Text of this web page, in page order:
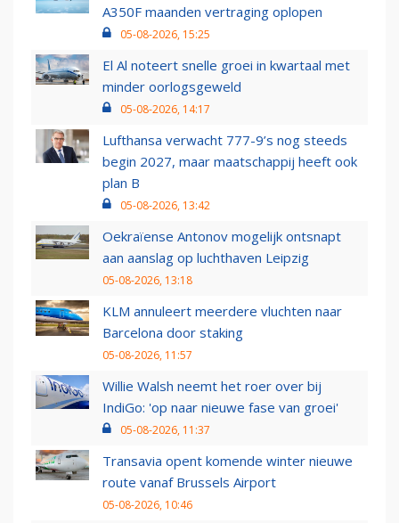
A350F maanden vertraging oplopen
05-08-2026, 15:25
El Al noteert snelle groei in kwartaal met
minder oorlogsgeweld
05-08-2026, 14:17
Lufthansa verwacht 777-9’s nog steeds
begin 2027, maar maatschappij heeft ook
plan B
05-08-2026, 13:42
Oekraïense Antonov mogelijk ontsnapt
aan aanslag op luchthaven Leipzig
05-08-2026, 13:18
KLM annuleert meerdere vluchten naar
Barcelona door staking
05-08-2026, 11:57
Willie Walsh neemt het roer over bij
IndiGo: 'op naar nieuwe fase van groei'
05-08-2026, 11:37
Transavia opent komende winter nieuwe
route vanaf Brussels Airport
05-08-2026, 10:46